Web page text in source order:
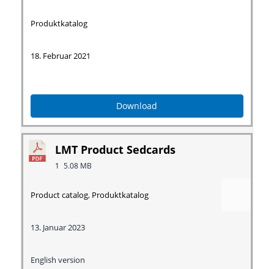
Produktkatalog
18. Februar 2021
Download
LMT Product Sedcards
1 5.08 MB
Product catalog, Produktkatalog
13. Januar 2023
English version